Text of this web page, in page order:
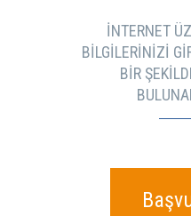
İNTERNET
BILGILERINIZI
BIR